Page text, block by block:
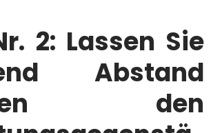
2: Lassen Sie
Abstand
den